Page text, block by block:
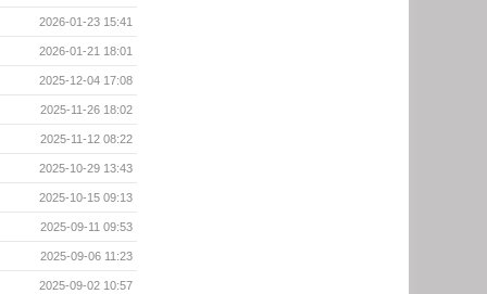
2026-01-23 15:41
2026-01-21 18:01
2025-12-04 17:08
2025-11-26 18:02
2025-11-12 08:22
2025-10-29 13:43
2025-10-15 09:13
2025-09-11 09:53
2025-09-06 11:23
2025-09-02 10:57